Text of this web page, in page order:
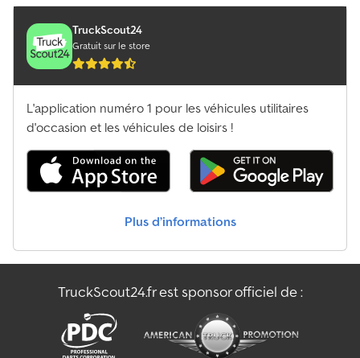
Gyrophare - Système de lubrification centralisée = Informations
complémentaires = Année de fabrication : 2018 Année du modèle
: 2018 Nombre de cylindres : 6 Poids à vide : 22 800 kg Marquage
CE : oui État technique : bon État esthétique : bon
TruckScout24
Gratuit sur le store
L'application numéro 1 pour les véhicules utilitaires
d'occasion et les véhicules de loisirs !
Plus d’informations
TruckScout24.fr est sponsor officiel de :